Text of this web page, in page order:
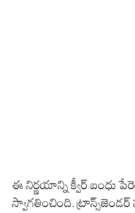
ఈ నిర్ణయాన్ని క్వీర్‌ బంధు
స్వాగతించింది. ట్రాన్స్‌జెండర్